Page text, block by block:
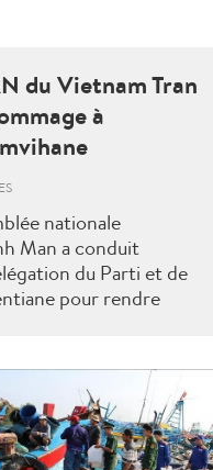
du Vietnam Tran
à
nationale
Man a conduit
du Parti et de
pour rendre
au renforcement
de solidarité entre les